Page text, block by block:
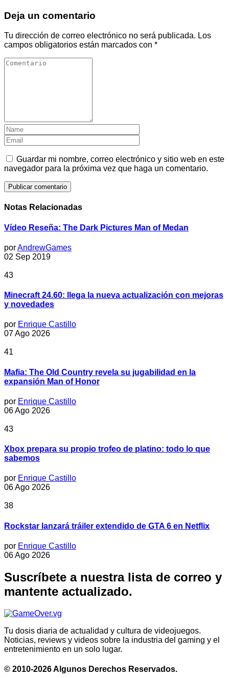
Deja un comentario
Tu dirección de correo electrónico no será publicada. Los
campos obligatorios están marcados con *
Guardar mi nombre, correo electrónico y sitio web en este
navegador para la próxima vez que haga un comentario.
Notas Relacionadas
Vídeo Reseña: The Dark Pictures Man of Medan
porAndrewGames
02 Sep 2019
43
Minecraft 24.60: llega la nueva actualización con mejoras
y novedades
por Enrique Castillo
07 Ago 2026
41
Mafia: The Old Country revela su jugabilidad en la
expansión Man of Honor
por Enrique Castillo
06 Ago 2026
43
Xbox prepara su propio trofeo de platino: todo lo que
sabemos
por Enrique Castillo
06 Ago 2026
38
Rockstar lanzará tráiler extendido de GTA 6 en Netflix
por Enrique Castillo
06 Ago 2026
Suscríbete a nuestra lista de correo y
mantente actualizado.
Tu dosis diaria de actualidad y cultura de videojuegos.
Noticias, reviews y videos sobre la industria del gaming y el
entretenimiento en un solo lugar.
© 2010-2026 Algunos Derechos Reservados.